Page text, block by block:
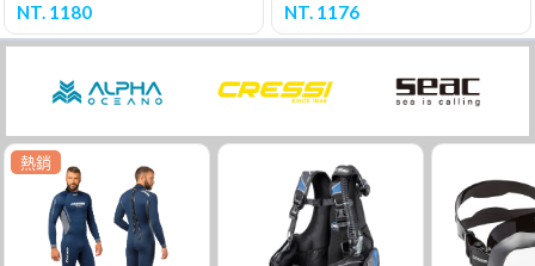
NT. 1180 NT. 1176
熱銷